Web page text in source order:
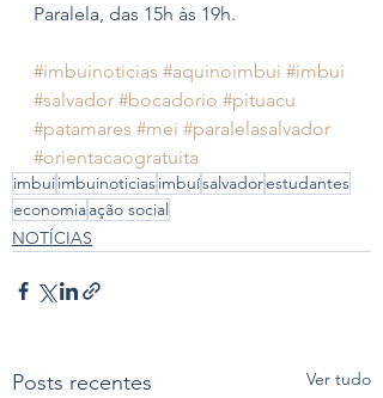
Paralela, das 15h às 19h.
#imbuinoticias #aquinoimbui #imbui
#salvador #bocadorio #pituacu
#patamares #mei #paralelasalvador
#orientacaogratuita
imbuiimbuinoticiasimbuísalvadorestudantes
economiaação social
NOTÍCIAS
Posts recentes Ver tudo